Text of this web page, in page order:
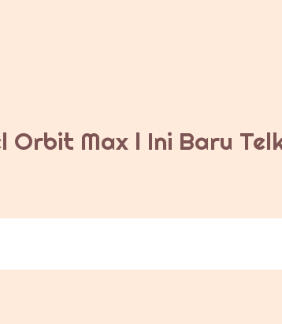
Orbit Max l Ini Baru